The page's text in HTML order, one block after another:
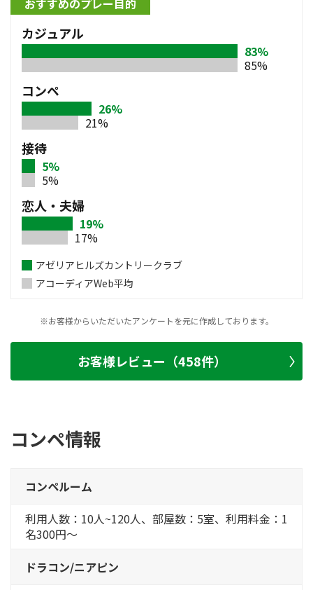
おすすめのプレー目的
カジュアル
83%
85%
コンペ
26%
21%
接待
5%
5%
恋人・夫婦
19%
17%
アゼリアヒルズカントリークラブ
アコーディアWeb平均
※お客様からいただいたアンケートを元に作成しております。
お客様レビュー（458件）
コンペ情報
コンペルーム
利用人数：10人~120人、部屋数：5室、利用料金：1
名300円～
ドラコン/ニアピン